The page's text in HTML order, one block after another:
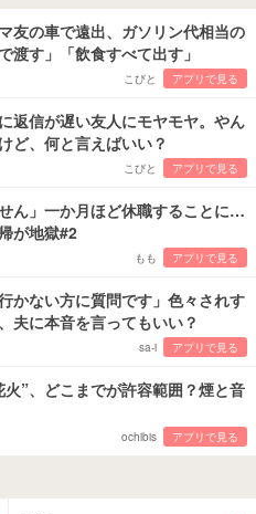
友の車で遠出、ガソリン代相当の
渡す」「飲食すべて出す」
こびと アプリで見る
返信が遅い友人にモヤモヤ。やん
ど、何と言えばいい？
こびと アプリで見る
ん」一か月ほど休職することに…
が地獄#2
もも アプリで見る
かない方に質問です」色々されす
夫に本音を言ってもいい？
sa-i アプリで見る
”、どこまでが許容範囲？煙と音
ochibis アプリで見る